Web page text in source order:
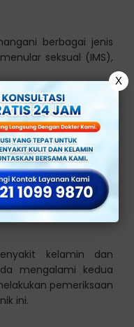
berbagai jenis
seksual (IMS),
kelamin terbesar
berkunjung untuk
memuaskan.
alat medis yang
dokter
profesional dan
kelamin dan
mengalami kedua
pemeriksaan
ini.
X